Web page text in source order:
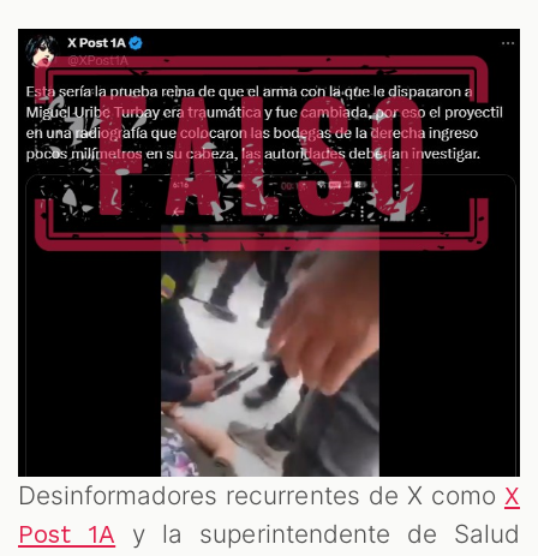
Desinformadores recurrentes de X como X
Post 1A y la superintendente de Salud